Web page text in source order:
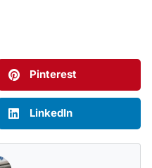
Pinterest
LinkedIn